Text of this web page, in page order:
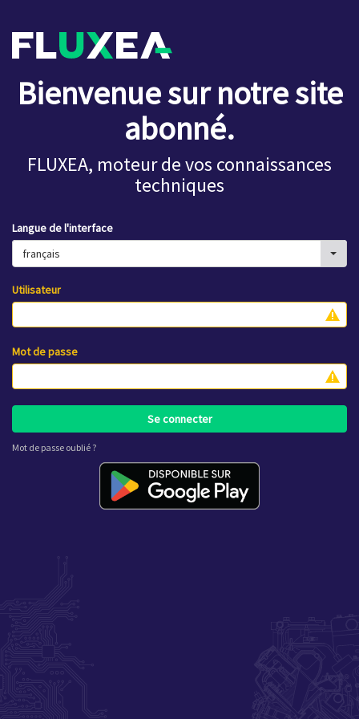
Bienvenue sur notre site
abonné.
FLUXEA, moteur de vos connaissances
techniques
Langue de l'interface
français
Utilisateur
Mot de passe
Se connecter
Mot de passe oublié ?